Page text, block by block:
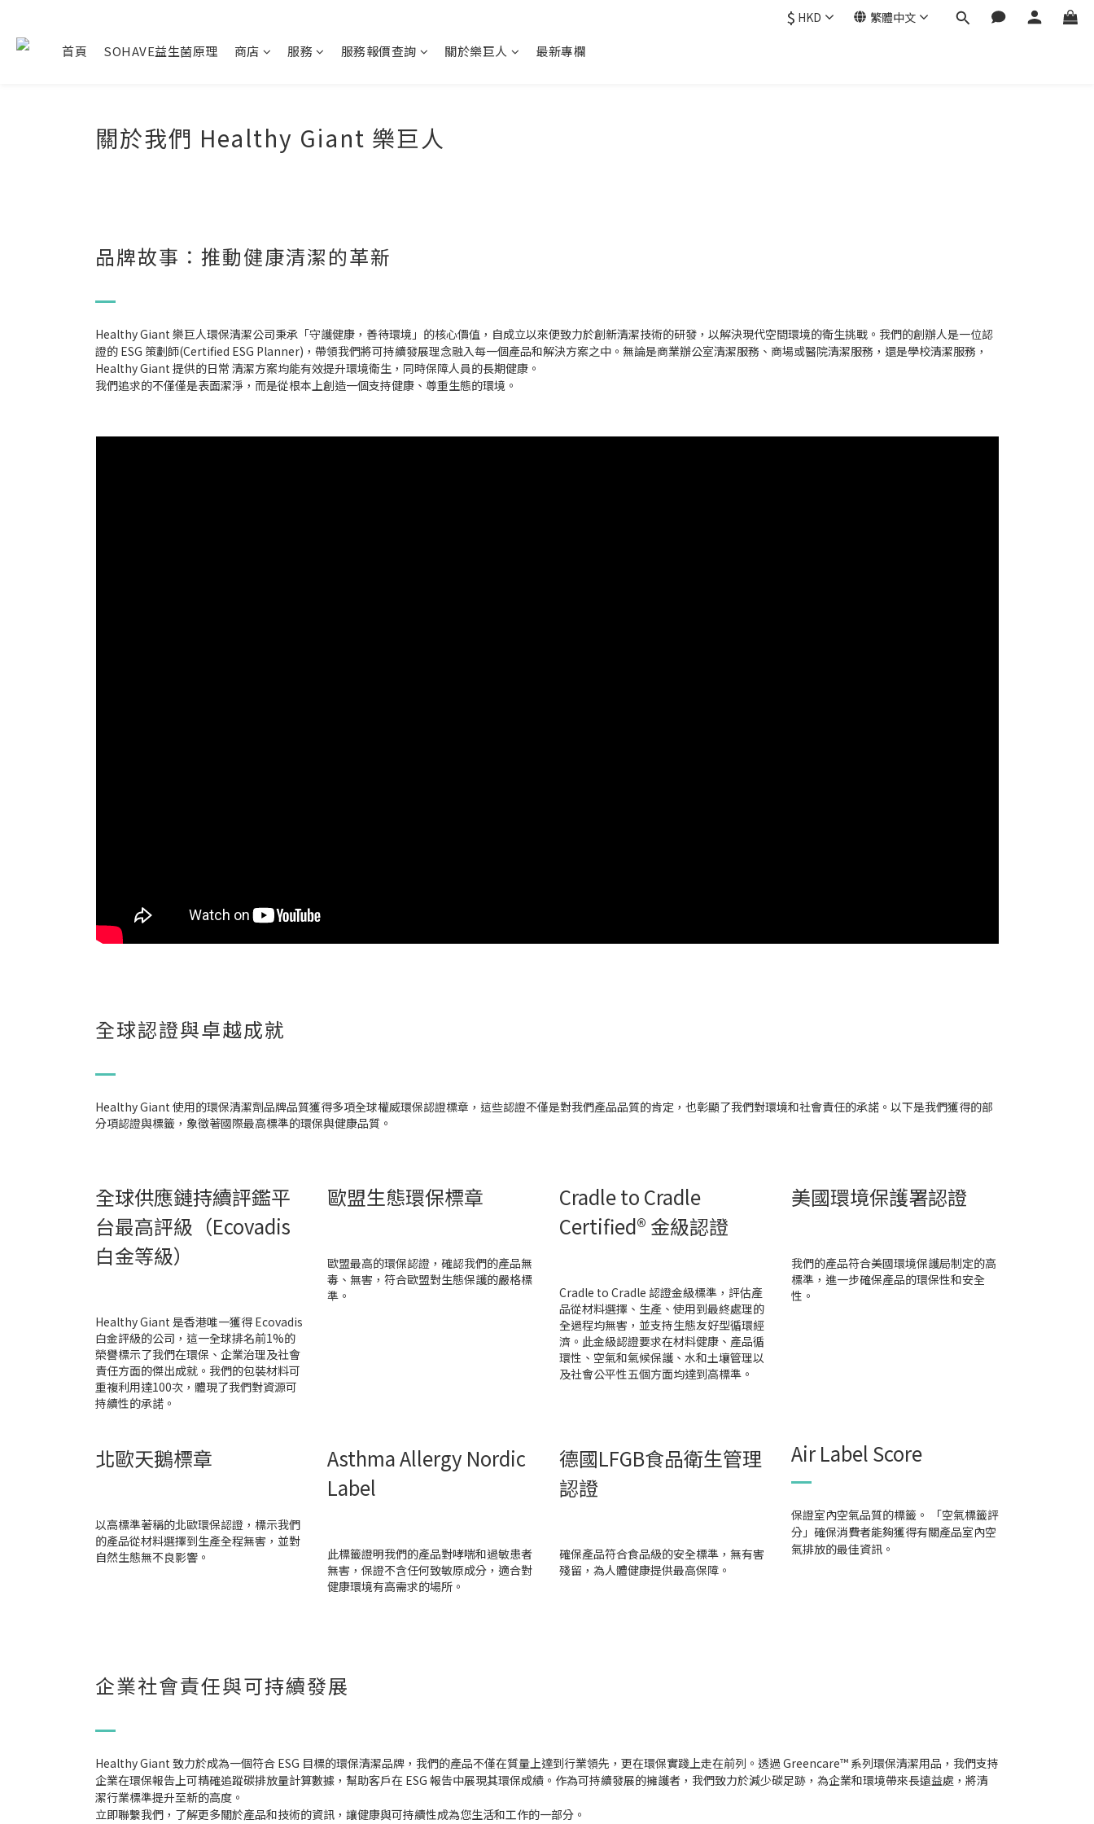
$ HKD 繁體中文
首頁 SOHAVE益生菌原理 商店 服務 服務報價查詢 關於樂巨人 最新專欄
關於我們 Healthy Giant 樂巨人
品牌故事：推動健康清潔的革新
Healthy Giant 樂巨人環保清潔公司秉承「守護健康，善待環境」的核心價值，自成立以來便致力於創新清潔技術的研發，以解決現代空間環境的衛生挑戰。我們的創辦人是一位認
證的 ESG 策劃師(Certified ESG Planner)，帶領我們將可持續發展理念融入每一個產品和解決方案之中。無論是商業辦公室清潔服務、商場或醫院清潔服務，還是學校清潔服務，
Healthy Giant 提供的日常 清潔方案均能有效提升環境衛生，同時保障人員的長期健康。
我們追求的不僅僅是表面潔淨，而是從根本上創造一個支持健康、尊重生態的環境。
全球認證與卓越成就
Healthy Giant 使用的環保清潔劑品牌品質獲得多項全球權威環保認證標章，這些認證不僅是對我們產品品質的肯定，也彰顯了我們對環境和社會責任的承諾。以下是我們獲得的部
分項認證與標籤，象徵著國際最高標準的環保與健康品質。
全球供應鏈持續評鑑平
台最高評級（Ecovadis
白金等級）
Healthy Giant 是香港唯一獲得 Ecovadis
白金評級的公司，這一全球排名前1%的
榮譽標示了我們在環保、企業治理及社會
責任方面的傑出成就。我們的包裝材料可
重複利用達100次，體現了我們對資源可
持續性的承諾。
歐盟生態環保標章
歐盟最高的環保認證，確認我們的產品無
毒、無害，符合歐盟對生態保護的嚴格標
準。
Cradle to Cradle
Certified® 金級認證
Cradle to Cradle 認證金級標準，評估產
品從材料選擇、生產、使用到最終處理的
全過程均無害，並支持生態友好型循環經
濟。此金級認證要求在材料健康、產品循
環性、空氣和氣候保護、水和土壤管理以
及社會公平性五個方面均達到高標準。
美國環境保護署認證
我們的產品符合美國環境保護局制定的高
標準，進一步確保產品的環保性和安全
性。
北歐天鵝標章
以高標準著稱的北歐環保認證，標示我們
的產品從材料選擇到生產全程無害，並對
自然生態無不良影響。
Asthma Allergy Nordic
Label
此標籤證明我們的產品對哮喘和過敏患者
無害，保證不含任何致敏原成分，適合對
健康環境有高需求的場所。
德國LFGB食品衛生管理
認證
確保產品符合食品級的安全標準，無有害
殘留，為人體健康提供最高保障。
Air Label Score
保證室內空氣品質的標籤。 「空氣標籤評
分」確保消費者能夠獲得有關產品室內空
氣排放的最佳資訊。
企業社會責任與可持續發展
Healthy Giant 致力於成為一個符合 ESG 目標的環保清潔品牌，我們的產品不僅在質量上達到行業領先，更在環保實踐上走在前列。透過 Greencare™ 系列環保清潔用品，我們支持
企業在環保報告上可精確追蹤碳排放量計算數據，幫助客戶在 ESG 報告中展現其環保成績。作為可持續發展的擁護者，我們致力於減少碳足跡，為企業和環境帶來長遠益處，將清
潔行業標準提升至新的高度。
立即聯繫我們，了解更多關於產品和技術的資訊，讓健康與可持續性成為您生活和工作的一部分。